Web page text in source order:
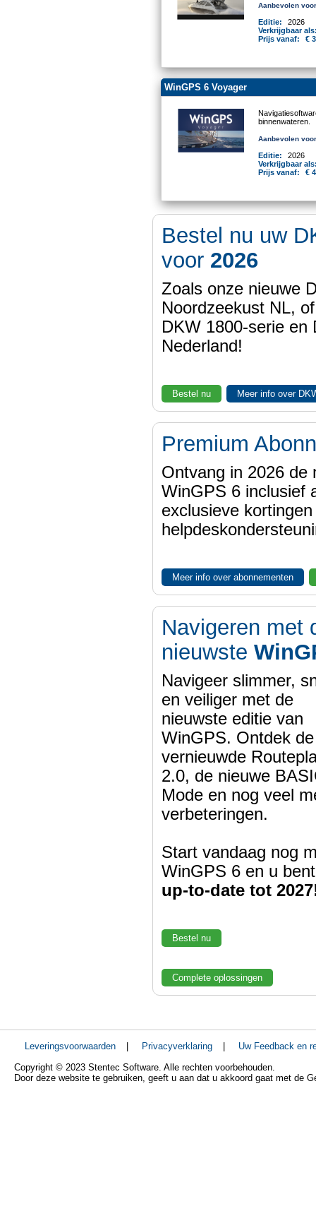
Aanbevolen
Editie:
2026
Verkrijgbaar
Prijs vanaf:
€
WinGPS 6 Voyager
binnenwateren.
Aanbevolen
Editie:
2026
Verkrijgbaar
Prijs vanaf:
€
Bestel nu uw
voor 2026
Zoals onze nieuwe
Noordzeekust NL,
DKW 1800-serie en
Nederland!
Bestel nu Meer info over
Premium
Ontvang in 2026 de
WinGPS 6 inclusief
exclusieve
Meer info over abonnementen
Navigeren met
nieuwste
Navigeer slimmer,
en veiliger met de
nieuwste editie van
WinGPS. Ontdek de
vernieuwde
2.0, de nieuwe
Mode en nog veel
verbeteringen.
Start vandaag nog
WinGPS 6 en u bent
up-to-date tot
Bestel nu
Complete oplossingen
Leveringsvoorwaarden Privacyverklaring
Uw Feedback en
Copyright © 2023 Stentec Software. Alle rechten voorbehouden.
Door deze website te gebruiken, geeft u aan dat u akkoord gaat met de